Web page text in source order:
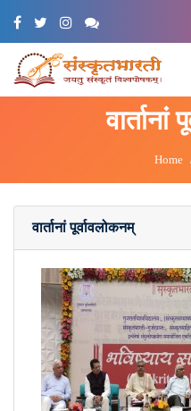
वार्तानां
Home
वार्तानां पूर्वावलोकनम्